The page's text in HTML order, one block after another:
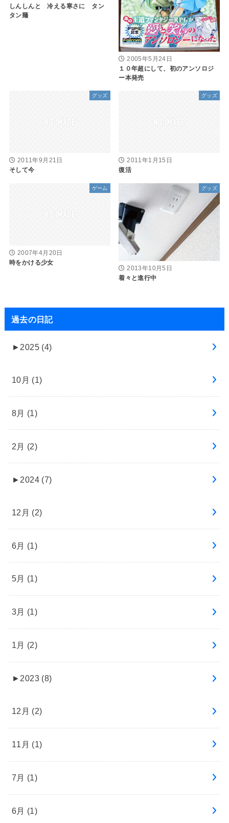
しんしんと 冷える寒さに タン
タン麺
2005年5月24日
１０年超にして、初のアンソロジ
ー本発売
グッズ
2011年9月21日
そして今
グッズ
2011年1月15日
復活
ゲーム
2007年4月20日
時をかける少女
グッズ
2013年10月5日
着々と進行中
過去の日記
► 2025 (4)
10月 (1)
8月 (1)
2月 (2)
► 2024 (7)
12月 (2)
6月 (1)
5月 (1)
3月 (1)
1月 (2)
► 2023 (8)
12月 (2)
11月 (1)
7月 (1)
6月 (1)